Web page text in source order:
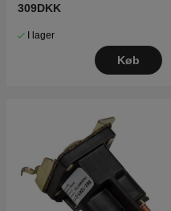
309DKK
I lager
Køb